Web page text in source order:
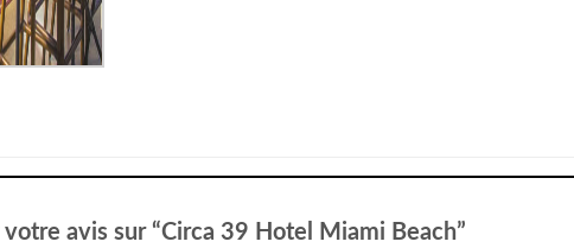
avis sur “Circa 39 Hotel Miami Beach”